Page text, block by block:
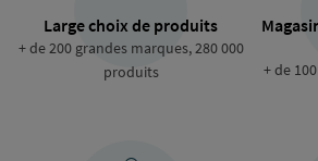
Large choix de produits
+ de 200 grandes marques, 280 000
produits
+ de